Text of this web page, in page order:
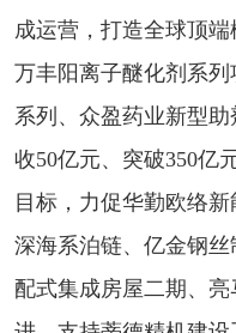
成运营，打造全球顶
万丰阳离子醚化剂系
系列、众盈药业新型
收50亿元、突破350亿
目标，力促华勤欧络
深海系泊链、亿金钢
配式集成房屋二期、